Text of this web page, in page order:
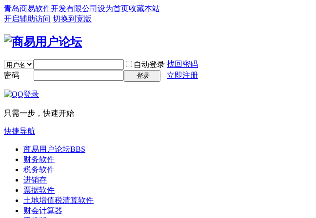
青岛商易软件开发有限公司 设为首页收藏本站
开启辅助访问 切换到宽版
自动登录 找回密码
密码
登录 立即注册
只需一步，快速开始
快捷导航
商易用户论坛BBS
财务软件
税务软件
进销存
票据软件
土地增值税清算软件
财会计算器